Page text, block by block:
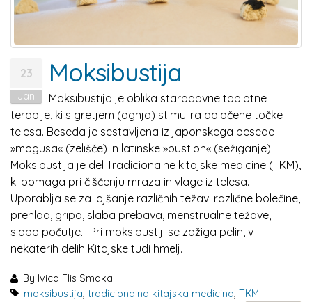
23
Jan
Moksibustija
Moksibustija je oblika starodavne toplotne
terapije, ki s gretjem (ognja) stimulira določene točke
telesa. Beseda je sestavljena iz japonskega besede
»mogusa« (zelišče) in latinske »bustion« (sežiganje).
Moksibustija je del Tradicionalne kitajske medicine (TKM),
ki pomaga pri čiščenju mraza in vlage iz telesa.
Uporablja se za lajšanje različnih težav: različne bolečine,
prehlad, gripa, slaba prebava, menstrualne težave,
slabo počutje… Pri moksibustiji se zažiga pelin, v
nekaterih delih Kitajske tudi hmelj.
By Ivica Flis Smaka
moksibustija, tradicionalna kitajska medicina, TKM